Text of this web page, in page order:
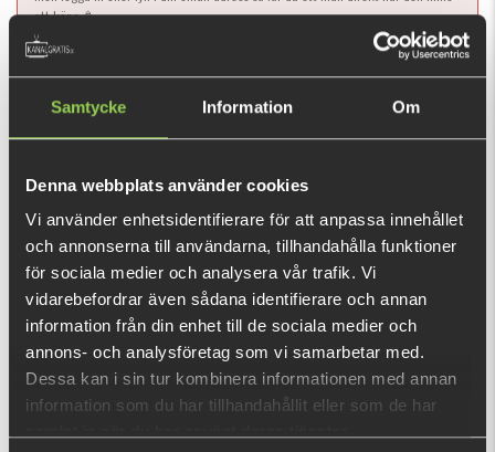
Samtycke Information Om
Denna webbplats använder cookies
Vi använder enhetsidentifierare för att anpassa innehållet
och annonserna till användarna, tillhandahålla funktioner
för sociala medier och analysera vår trafik. Vi
vidarebefordrar även sådana identifierare och annan
information från din enhet till de sociala medier och
annons- och analysföretag som vi samarbetar med.
Dessa kan i sin tur kombinera informationen med annan
information som du har tillhandahållit eller som de har
att köpa 🥳
Ej i lager
139 kr
Den här produkten ger dig 278 fishcoins
nu!
Vad är detta?
DU TITTADE NYLIGEN PÅ
Ej i lager